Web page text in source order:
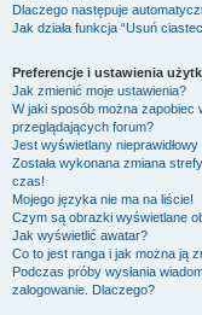
Dlaczego następuje
Jak działa funkcja “Usuń
Preferencje i ustawienia
Jak zmienić moje ustawienia?
W jaki sposób można
przeglądających forum?
Jest wyświetlany nieprawidłowy
Została wykonana zmiana
czas!
Mojego języka nie ma na liście!
Czym są obrazki wyświetlane
Jak wyświetlić awatar?
Co to jest ranga i jak można ją
Podczas próby wysłania
zalogowanie. Dlaczego?